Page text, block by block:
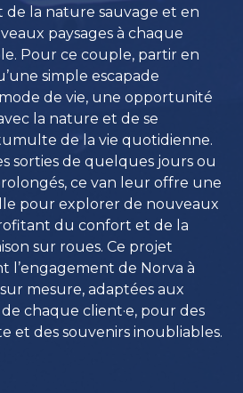
la nature sauvage et en
paysages à chaque
Pour ce couple, partir en
simple escapade
mode de vie, une opportunité
la nature et de se
de la vie quotidienne.
sorties de quelques jours ou
ce van leur offre une
pour explorer de nouveaux
du confort et de la
sur roues. Ce projet
l’engagement de Norva à
mesure, adaptées aux
chaque client·e, pour des
et des souvenirs inoubliables.